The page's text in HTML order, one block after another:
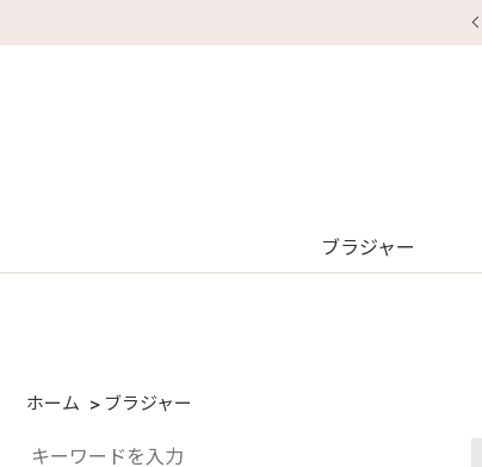
ブラジャー
ホーム ブラジャー